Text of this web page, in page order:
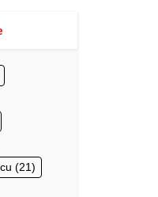
(21)